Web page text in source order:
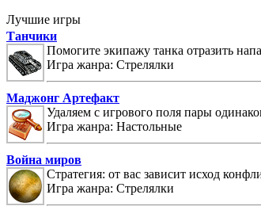
Лучшие игры
Танчики
Помогите экипажу танка отразить
Игра жанра: Стрелялки
Маджонг Артефакт
Удаляем с игрового поля пары
Игра жанра: Настольные
Война миров
Стратегия: от вас зависит исход
Игра жанра: Стрелялки